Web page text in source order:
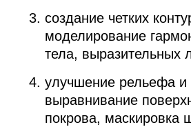
создание четких
моделирование
тела, выразительных
улучшение рельефа и
выравнивание
покрова, маскировка